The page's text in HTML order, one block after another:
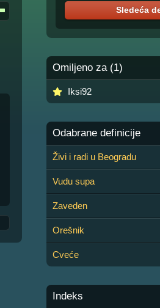
Sledeća
Omiljeno za (1)
Iksi92
Odabrane definicije
Živi i radi u Beogradu
Vudu supa
Zaveden
Orešnik
Cveće
Indeks